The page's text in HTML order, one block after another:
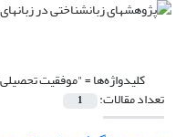
کلیدواژه‌ها ="موفقیت
تعداد مقالات: 1